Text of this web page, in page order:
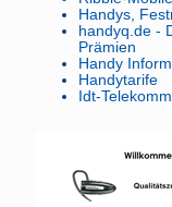
Handys,
handyq.de -
Prämien
Handy
Handytarife
Idt-